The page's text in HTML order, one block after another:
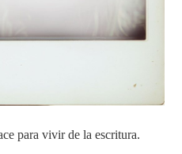
para vivir de la escritura.